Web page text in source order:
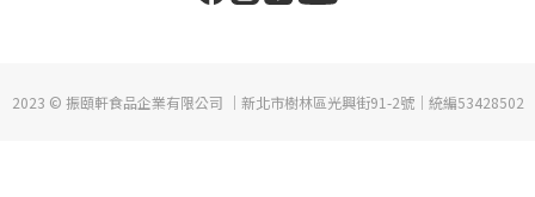
2023 © 振頤軒食品企業有限公司 ｜新北市樹林區光興街91-2號｜統編53428502